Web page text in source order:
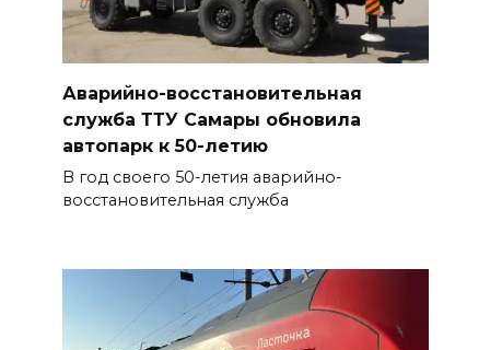
Аварийно-восстановительная
служба ТТУ Самары обновила
автопарк к 50-летию
В год своего 50-летия аварийно-
восстановительная служба